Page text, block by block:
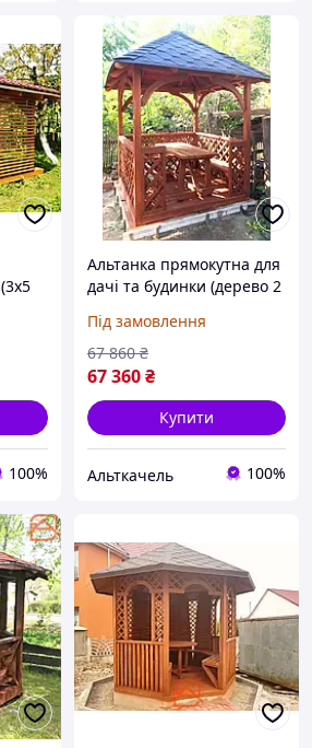
100%
Альтанка прямокутна для
дачі та будинки (дерево 2
Під замовлення
67 360₴
67 860 ₴
Купити
Альткачель 100%